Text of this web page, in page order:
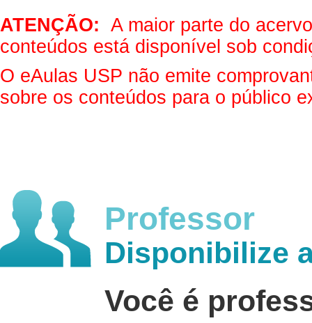
ATENÇÃO: A maior parte do
conteúdos está disponível sob
O eAulas USP não emite
sobre os conteúdos para o público
Professor
Disponibilize
Você é